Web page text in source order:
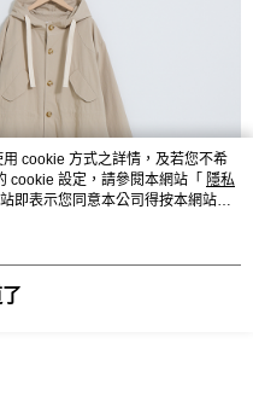
cookie 方式之詳情，及若您不希
cookie 設定，請參閱本網站「 隱私
即表示您同意本公司得按本網站使